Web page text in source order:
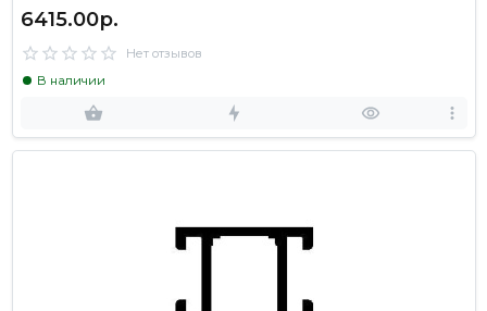
6415.00р.
Нет отзывов
В наличии